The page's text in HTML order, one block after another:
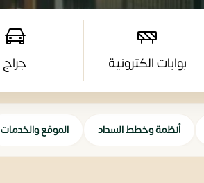
بوابات الكترونية جراج
أنظمة وخطط السداد الموقع والخدمات